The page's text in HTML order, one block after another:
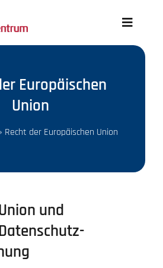
Toggle
Europäischen
Union
Recht der Europäischen Union
und